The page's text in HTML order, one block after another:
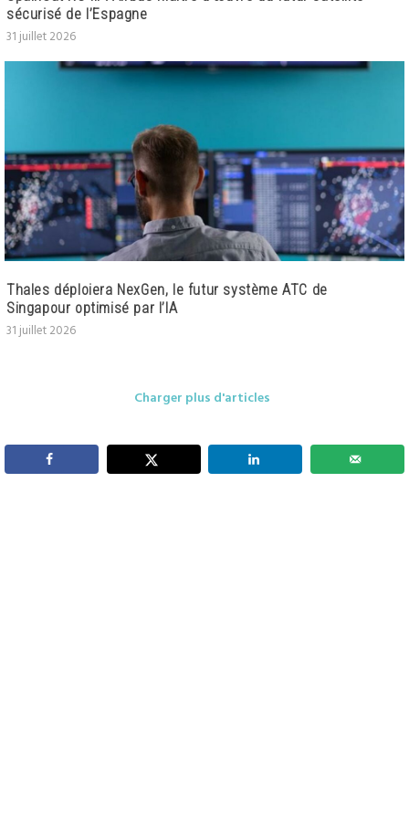
sécurisé de l’Espagne
31 juillet 2026
Thales déploiera NexGen, le futur système ATC de
Singapour optimisé par l’IA
31 juillet 2026
Charger plus d'articles